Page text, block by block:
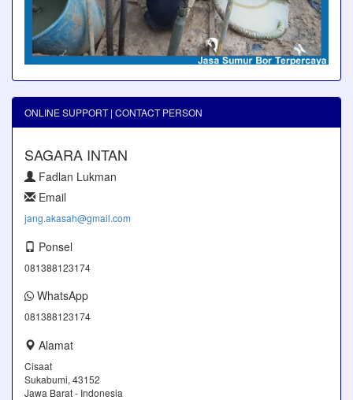
ONLINE SUPPORT | CONTACT PERSON
SAGARA INTAN
Fadlan Lukman
Email
jang.akasah@gmail.com
Ponsel
081388123174
WhatsApp
081388123174
Alamat
Cisaat
Sukabumi, 43152
Jawa Barat - Indonesia